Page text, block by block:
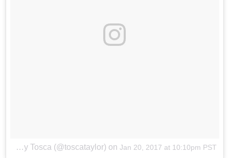
A photo posted by Tosca (@toscataylor) onJan 20, 2017 at 10:10pm PST